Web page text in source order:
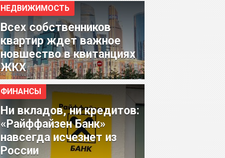
НЕДВИЖИМОСТЬ
Всех собственников
квартир ждет важное
новшество в квитанциях
ЖКХ
ФИНАНСЫ
Ни вкладов, ни кредитов:
«Райффайзен Банк»
навсегда исчезнет из
России